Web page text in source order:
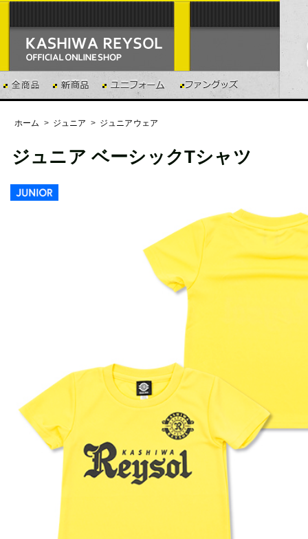
ホーム > ジュニア > ジュニアウェア
ジュニア ベーシックTシャツ